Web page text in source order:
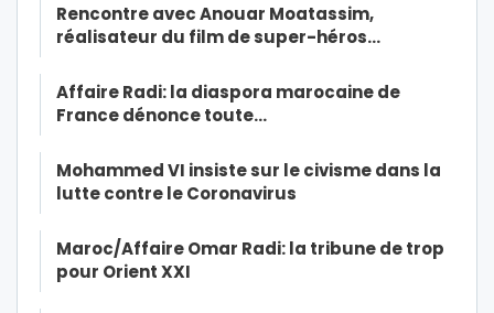
Rencontre avec Anouar Moatassim,
réalisateur du film de super-héros…
Affaire Radi: la diaspora marocaine de
France dénonce toute…
Mohammed VI insiste sur le civisme dans la
lutte contre le Coronavirus
Maroc/Affaire Omar Radi: la tribune de trop
pour Orient XXI